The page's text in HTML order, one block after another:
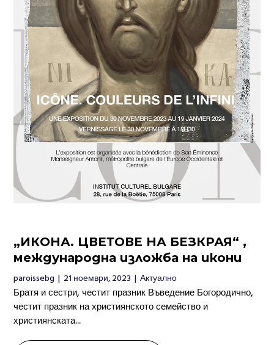
„ИКОНА. ЦВЕТОВЕ НА БЕЗКРАЯ“ ,
международна изложба на икони
paroissebg | 21 ноември, 2023 | Актуално
Братя и сестри, честит празник Въведение Богородично,
честит празник на християнското семейство и
християнската...